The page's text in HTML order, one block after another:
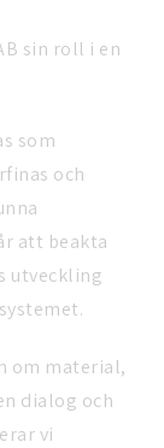
sin roll i en
som
och
att beakta
utveckling
om material,
dialog och
vi